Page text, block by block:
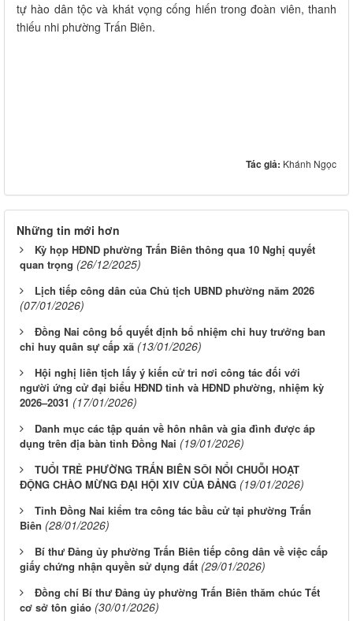
tự hào dân tộc và khát vọng cống hiến trong đoàn viên, thanh
thiếu nhi phường Trấn Biên.
Tác giả: Khánh Ngọc
Những tin mới hơn
Kỳ họp HĐND phường Trấn Biên thông qua 10 Nghị quyết
quan trọng (26/12/2025)
Lịch tiếp công dân của Chủ tịch UBND phường năm 2026
(07/01/2026)
Đồng Nai công bố quyết định bổ nhiệm chỉ huy trưởng ban
chỉ huy quân sự cấp xã (13/01/2026)
Hội nghị liên tịch lấy ý kiến cử tri nơi công tác đối với
người ứng cử đại biểu HĐND tỉnh và HĐND phường, nhiệm kỳ
2026–2031 (17/01/2026)
Danh mục các tập quán về hôn nhân và gia đình được áp
dụng trên địa bàn tỉnh Đồng Nai (19/01/2026)
TUỔI TRẺ PHƯỜNG TRẤN BIÊN SÔI NỔI CHUỖI HOẠT
ĐỘNG CHÀO MỪNG ĐẠI HỘI XIV CỦA ĐẢNG (19/01/2026)
Tỉnh Đồng Nai kiểm tra công tác bầu cử tại phường Trấn
Biên (28/01/2026)
Bí thư Đảng ủy phường Trấn Biên tiếp công dân về việc cấp
giấy chứng nhận quyền sử dụng đất (29/01/2026)
Đồng chí Bí thư Đảng ủy phường Trấn Biên thăm chúc Tết
cơ sở tôn giáo (30/01/2026)